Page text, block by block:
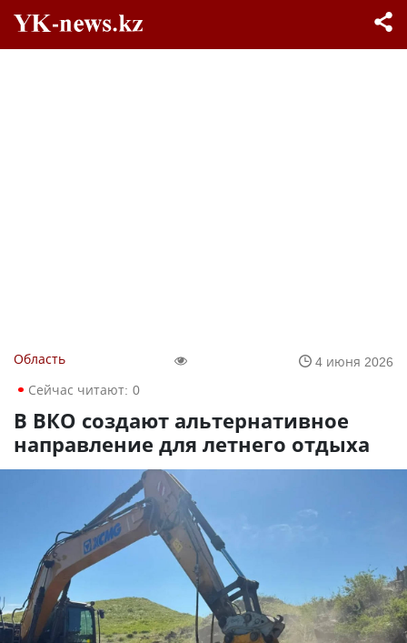
Область
4 июня 2026
Сейчас читают: 0
В ВКО создают альтернативное
направление для летнего отдыха